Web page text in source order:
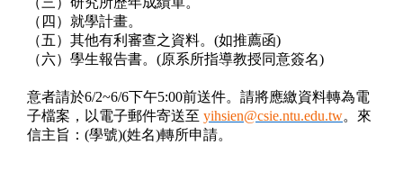
（四）就學計畫。
（五）其他有利審查之資料。 (如推薦函)
（六）學生報告書。 (原系所指導教授同意簽名)
意者請於6/2~6/6下午5:00前送件。請將應繳資料轉為電
子檔案，以電子郵件寄送至 yihsien@csie.ntu.edu.tw。來
信主旨： (學號)(姓名)轉所申請。